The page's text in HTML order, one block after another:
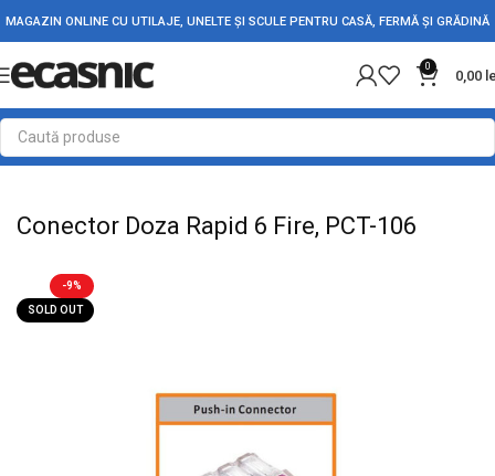
MAGAZIN ONLINE CU UTILAJE, UNELTE ȘI SCULE PENTRU CASĂ, FERMĂ ȘI GRĂDINĂ
0
0,00
Prima pagină Conectica Reglete si Conectori Electrici
Conector Doza Rapid 6 Fire, PCT-106
-9%
SOLD OUT